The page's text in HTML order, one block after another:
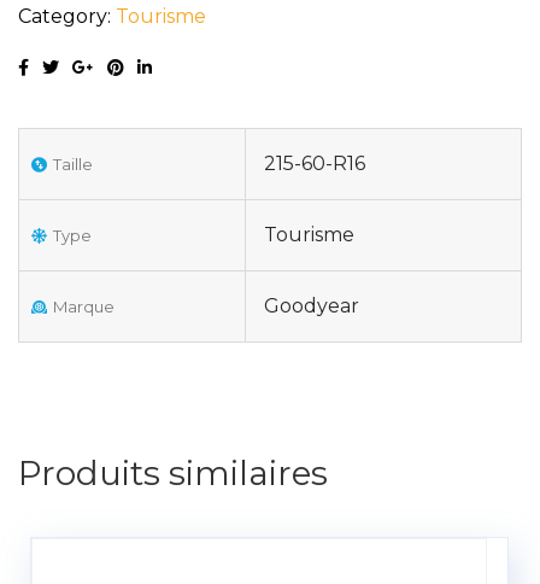
95H
quantity
Category: Tourisme
Taille 215-60-R16
Type Tourisme
Marque Goodyear
Produits similaires